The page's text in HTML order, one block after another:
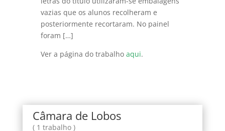
vazias que os alunos recolheram e
posteriormente recortaram. No painel
foram […]
Ver a página do trabalho aqui.
Câmara de Lobos
( 1 trabalho )